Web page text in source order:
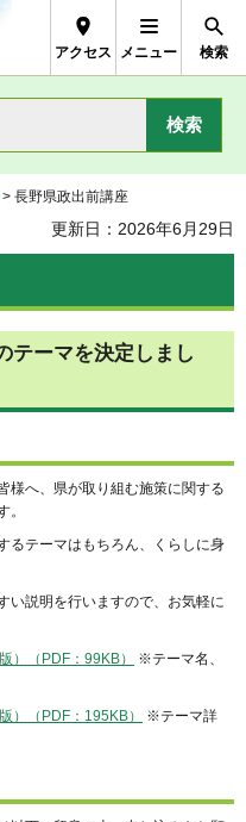
アクセス メニュー 検索
> 長野県政出前講座
更新日：2026年6月29日
テーマを決定しまし
様へ、県が取り組む施策に関する
。
るテーマはもちろん、くらしに身
い説明を行いますので、お気軽に
）（PDF：99KB）
※テーマ名、
）（PDF：195KB）
※テーマ詳